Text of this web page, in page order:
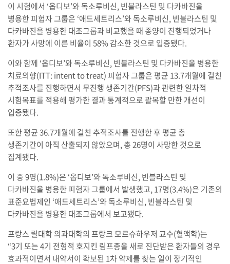
이 시험에서 ‘옵디보’와 독소루비신, 빈블라스틴 및 다카바진을
병용한 피험자 그룹은 ‘애드세트리스’와 독소루비신, 빈블라스틴 및
다카바진을 병용한 대조그룹과 비교했을 때 종양이 진행되었거나
환자가 사망에 이른 비율이 58% 감소한 것으로 입증됐다.
이와 함께 ‘옵디보’와 독소루비신, 빈블라스틴 및 다카바진을 병용한
치료의향(ITT: intent to treat) 피험자 그룹은 평균 13.7개월에 걸친
추적조사를 진행하면서 무진행 생존기간(PFS)과 관련한 일차적
시험목표를 적용해 평가한 결과 통계적으로 괄목할 만한 개선이
입증됐다.
또한 평균 36.7개월에 걸친 추적조사를 진행한 후 평균 총
생존기간이 아직 산출되지 않았으며, 총 26명이 사망한 것으로
집계됐다.
이 중 9명(1.8%)은 ‘옵디보’와 독소루비신, 빈블라스틴 및
다카바진을 병용한 피험자 그룹에서 발생했고, 17명(3.4%)은 기존의
표준요법제인 ‘애드세트리스’와 독소루비신, 빈블라스틴 및
다카바진을 병용한 대조그룹에서 보고됐다.
프랑스 릴대학 의과대학의 프랑크 모르슈하우저 교수(혈액학)는
“3기 또는 4기 전형적 호지킨 림프종을 새로 진단받은 환자들의 경우
효과적이면서 내약서이 확보된 1차 약제를 찾는 일이 장기적인